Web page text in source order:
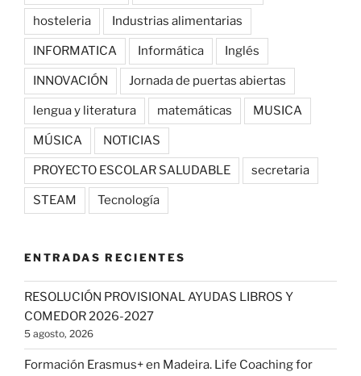
hosteleria Industrias alimentarias
INFORMATICA Informática Inglés
INNOVACIÓN Jornada de puertas abiertas
lengua y literatura matemáticas MUSICA
MÚSICA NOTICIAS
PROYECTO ESCOLAR SALUDABLE secretaria
STEAM Tecnología
ENTRADAS RECIENTES
RESOLUCIÓN PROVISIONAL AYUDAS LIBROS Y
COMEDOR 2026-2027
5 agosto, 2026
Formación Erasmus+ en Madeira. Life Coaching for